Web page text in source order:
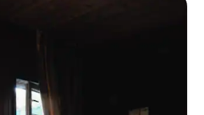
kategorii Wybór gości